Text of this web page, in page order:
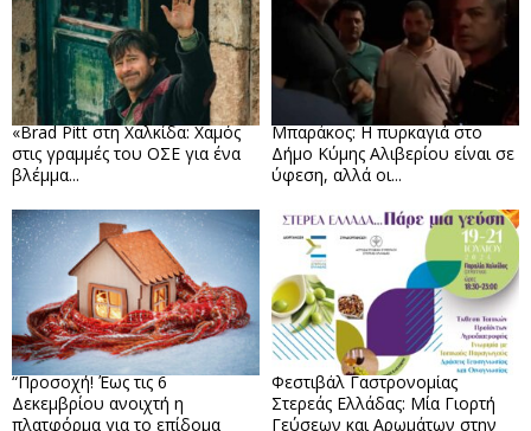
«Brad Pitt στη Χαλκίδα: Χαμός
στις γραμμές του ΟΣΕ για ένα
βλέμμα...
Μπαράκος: Η πυρκαγιά στο
Δήμο Κύμης Αλιβερίου είναι σε
ύφεση, αλλά οι...
“Προσοχή! Έως τις 6
Δεκεμβρίου ανοιχτή η
πλατφόρμα για το επίδομα
Φεστιβάλ Γαστρονομίας
Στερεάς Ελλάδας: Μία Γιορτή
Γεύσεων και Αρωμάτων στην